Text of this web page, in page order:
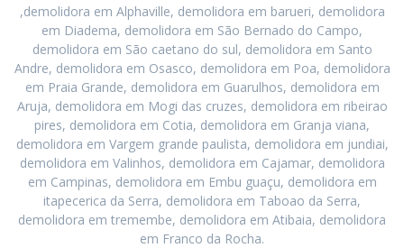
,demolidora em Alphaville, demolidora em barueri, demolidora
em Diadema, demolidora em São Bernado do Campo,
demolidora em São caetano do sul, demolidora em Santo
Andre, demolidora em Osasco, demolidora em Poa, demolidora
em Praia Grande, demolidora em Guarulhos, demolidora em
Aruja, demolidora em Mogi das cruzes, demolidora em ribeirao
pires, demolidora em Cotia, demolidora em Granja viana,
demolidora em Vargem grande paulista, demolidora em jundiai,
demolidora em Valinhos, demolidora em Cajamar, demolidora
em Campinas, demolidora em Embu guaçu, demolidora em
itapecerica da Serra, demolidora em Taboao da Serra,
demolidora em tremembe, demolidora em Atibaia, demolidora
em Franco da Rocha.